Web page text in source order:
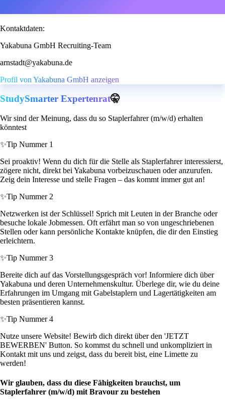
Kontaktdaten:
Yakabuna GmbH Recruiting-Team
arnstadt@yakabuna.de
Profil von Yakabuna GmbH anzeigen
StudySmarter Expertenrat🤫
Wir sind der Meinung, dass du so Staplerfahrer (m/w/d) erhalten
könntest
✨Tip Nummer 1
Sei proaktiv! Wenn du dich für die Stelle als Staplerfahrer interessierst,
zögere nicht, direkt bei Yakabuna vorbeizuschauen oder anzurufen.
Zeig dein Interesse und stelle Fragen – das kommt immer gut an!
✨Tip Nummer 2
Netzwerken ist der Schlüssel! Sprich mit Leuten in der Branche oder
besuche lokale Jobmessen. Oft erfährt man so von ungeschriebenen
Stellen oder kann persönliche Kontakte knüpfen, die dir den Einstieg
erleichtern.
✨Tip Nummer 3
Bereite dich auf das Vorstellungsgespräch vor! Informiere dich über
Yakabuna und deren Unternehmenskultur. Überlege dir, wie du deine
Erfahrungen im Umgang mit Gabelstaplern und Lagertätigkeiten am
besten präsentieren kannst.
✨Tip Nummer 4
Nutze unsere Website! Bewirb dich direkt über den 'JETZT
BEWERBEN' Button. So kommst du schnell und unkompliziert in
Kontakt mit uns und zeigst, dass du bereit bist, eine Limette zu
werden!
Wir glauben, dass du diese Fähigkeiten brauchst, um
Staplerfahrer (m/w/d) mit Bravour zu bestehen